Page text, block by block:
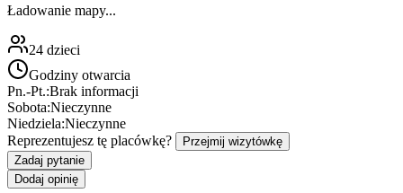
Ładowanie mapy...
24 dzieci
Godziny otwarcia
Pn.-Pt.:Brak informacji
Sobota:Nieczynne
Niedziela:Nieczynne
Reprezentujesz tę placówkę?
Przejmij wizytówkę
Zadaj pytanie
Dodaj opinię